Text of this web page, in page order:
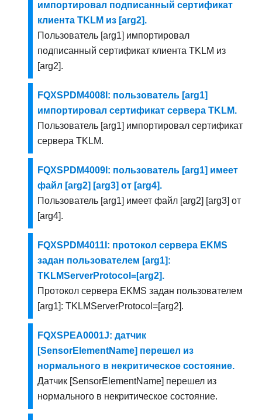
импортировал подписанный сертификат
клиента TKLM из [arg2].
Пользователь [arg1] импортировал
подписанный сертификат клиента TKLM из
[arg2].
FQXSPDM4008I: пользователь [arg1]
импортировал сертификат сервера TKLM.
Пользователь [arg1] импортировал сертификат
сервера TKLM.
FQXSPDM4009I: пользователь [arg1] имеет
файл [arg2] [arg3] от [arg4].
Пользователь [arg1] имеет файл [arg2] [arg3] от
[arg4].
FQXSPDM4011I: протокол сервера EKMS
задан пользователем [arg1]:
TKLMServerProtocol=[arg2].
Протокол сервера EKMS задан пользователем
[arg1]: TKLMServerProtocol=[arg2].
FQXSPEA0001J: датчик
[SensorElementName] перешел из
нормального в некритическое состояние.
Датчик [SensorElementName] перешел из
нормального в некритическое состояние.